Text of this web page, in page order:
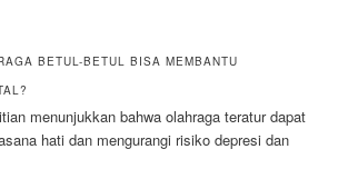
BETUL-BETUL BISA MEMBANTU
menunjukkan bahwa olahraga teratur dapat
hati dan mengurangi risiko depresi dan